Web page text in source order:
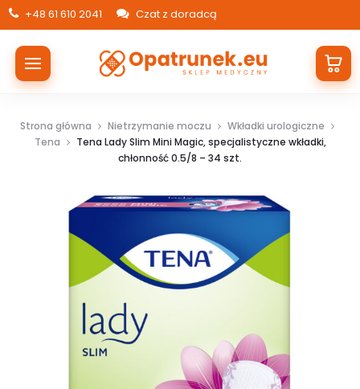
+48 61 610 2041 Czat z doradcą
Strona główna Nietrzymanie moczu
Wkładki urologiczne
Tena
Tena Lady Slim Mini Magic, specjalistyczne wkładki,
chłonność 0.5/8 – 34 szt.